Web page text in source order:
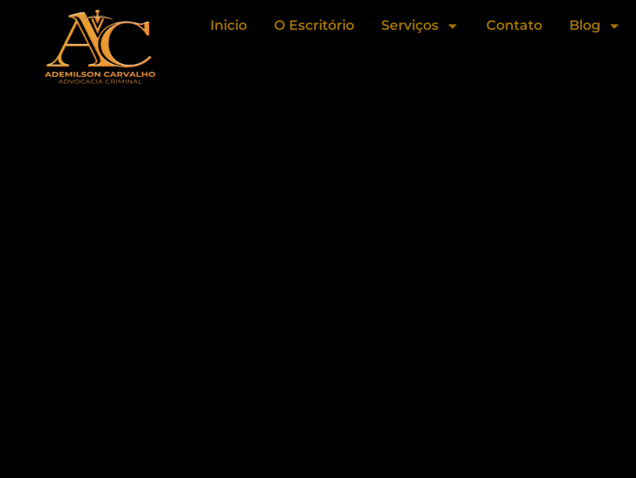
conteúdo
Inicio O Escritório Serviços Contato Blog